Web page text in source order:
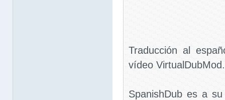
Traducción al
vídeo VirtualDubMod.
SpanishDub es a